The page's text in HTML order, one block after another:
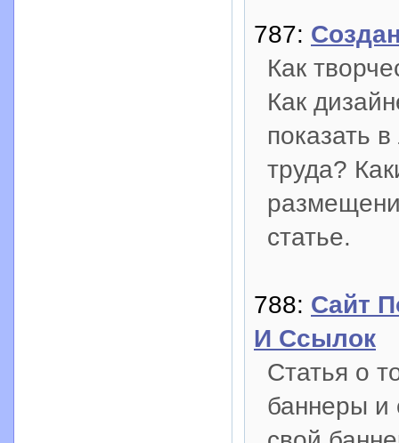
787:
Как
Как
показать
труда?
статье.
788: Сайт
И Ссылок
Статья о
баннеры и